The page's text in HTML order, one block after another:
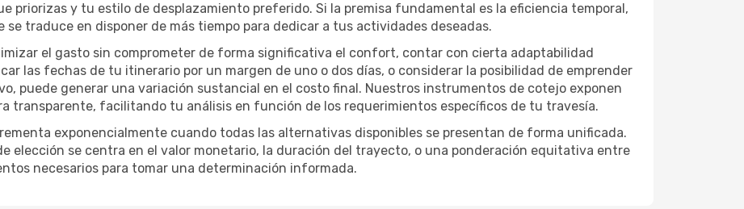
priorizas y tu estilo de desplazamiento preferido. Si la premisa fundamental es la eficiencia temporal,
se traduce en disponer de más tiempo para dedicar a tus actividades deseadas.
el gasto sin comprometer de forma significativa el confort, contar con cierta adaptabilidad
las fechas de tu itinerario por un margen de uno o dos días, o considerar la posibilidad de emprender
puede generar una variación sustancial en el costo final. Nuestros instrumentos de cotejo exponen
transparente, facilitando tu análisis en función de los requerimientos específicos de tu travesía.
exponencialmente cuando todas las alternativas disponibles se presentan de forma unificada.
elección se centra en el valor monetario, la duración del trayecto, o una ponderación equitativa entre
necesarios para tomar una determinación informada.